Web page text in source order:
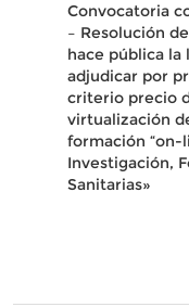
Convocatoria
– Resolución
hace pública
adjudicar por
criterio precio
virtualización
formación “on-
Investigación,
Sanitarias»